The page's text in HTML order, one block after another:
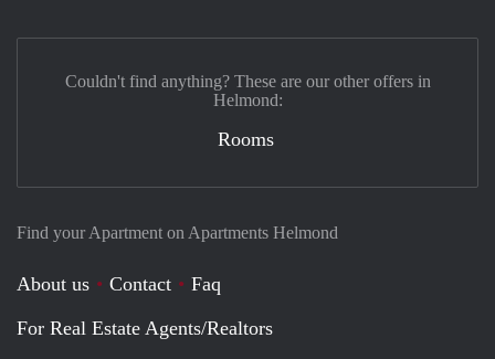
Find your Apartment on Apartments Helmond
About us Contact
Faq
For Real Estate Agents/Realtors
Couldn't find anything? These are our other offers in
Helmond:
Rooms